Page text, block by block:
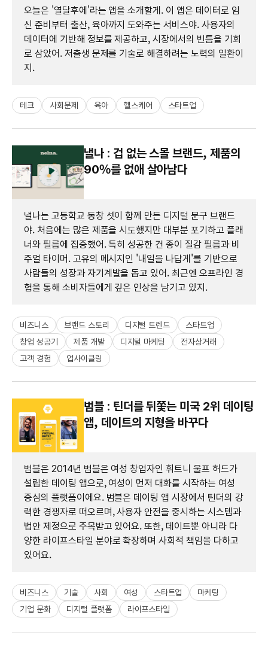
오늘은 '열달후에'라는 앱을 소개할게. 이 앱은 데이터로 임
신 준비부터 출산, 육아까지 도와주는 서비스야. 사용자의
데이터에 기반해 정보를 제공하고, 시장에서의 빈틈을 기회
로 삼았어. 저출생 문제를 기술로 해결하려는 노력의 일환이
지.
테크 사회문제 육아 헬스케어 스타트업
낼나 : 겁 없는 스몰 브랜드, 제품의
90%를 없애 살아남다
낼나는 고등학교 동창 셋이 함께 만든 디지털 문구 브랜드
야. 처음에는 많은 제품을 시도했지만 대부분 포기하고 플래
너와 필름에 집중했어. 특히 성공한 건 종이 질감 필름과 비
주얼 타이머. 고유의 메시지인 '내일을 나답게'를 기반으로
사람들의 성장과 자기계발을 돕고 있어. 최근엔 오프라인 경
험을 통해 소비자들에게 깊은 인상을 남기고 있지.
비즈니스 브랜드 스토리 디지털 트렌드
스타트업
창업 성공기
제품 개발 디지털 마케팅
전자상거래
고객 경험
업사이클링
범블 : 틴더를 뒤쫓는 미국 2위 데이팅
앱, 데이트의 지형을 바꾸다
범블은 2014년 범블은 여성 창업자인 휘트니 울프 허드가
설립한 데이팅 앱으로, 여성이 먼저 대화를 시작하는 여성
중심의 플랫폼이에요. 범블은 데이팅 앱 시장에서 틴더의 강
력한 경쟁자로 떠오르며, 사용자 안전을 중시하는 시스템과
법안 제정으로 주목받고 있어요. 또한, 데이트뿐 아니라 다
양한 라이프스타일 분야로 확장하며 사회적 책임을 다하고
있어요.
비즈니스 기술 사회 여성 스타트업
마케팅
기업 문화
디지털 플랫폼 라이프스타일